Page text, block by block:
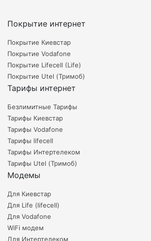
Покрытие интернет
Покрытие Киевстар
Покрытие Vodafone
Покрытие Lifecell (Life)
Покрытие Utel (Тримоб)
Тарифы интернет
Безлимитные Тарифы
Тарифы Киевстар
Тарифы Vodafone
Тарифы lifecell
Тарифы Интертелеком
Тарифы Utel (Тримоб)
Модемы
Для Киевстар
Для Life (lifecell)
Для Vodafone
WiFi модем
Для Интертелеком